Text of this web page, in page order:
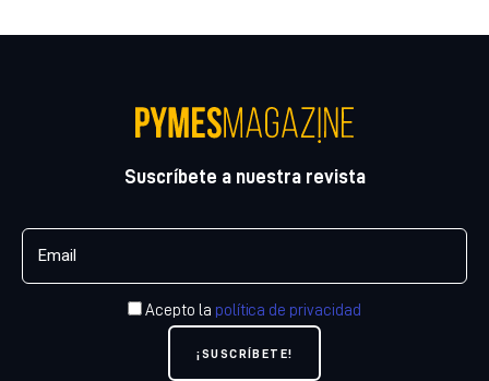
Suscríbete a nuestra revista
Acepto la política de privacidad